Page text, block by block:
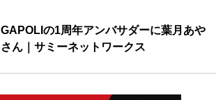
GAPOLIの1周年アンバサダーに葉月あや
さん｜サミーネットワークス